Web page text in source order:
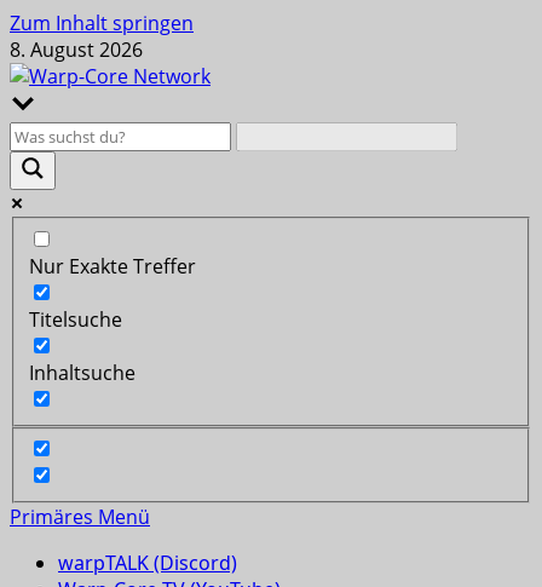
Zum Inhalt springen
8. August 2026
Nur Exakte Treffer
Titelsuche
Inhaltsuche
Primäres Menü
warpTALK (Discord)